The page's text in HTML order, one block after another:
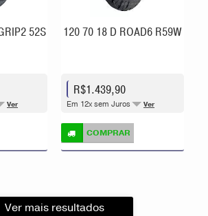
52S
Ver
120 70 18 D ROAD6 R59W
R$1.439,90
Em 12x sem Juros Ver
COMPRAR
Ver mais resultados